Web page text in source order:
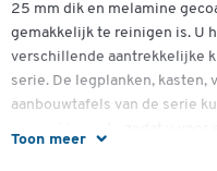
Toon meer
25 mm dik en melamine
gemakkelijk te reinigen is. U
verschillende aantrekkelijke
serie. De legplanken, kasten,
aanbouwtafels van de serie